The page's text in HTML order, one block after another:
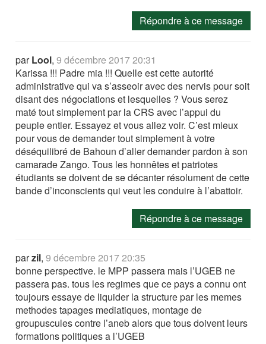
Répondre à ce message
parLool,9 décembre 2017 20:31
Karissa !!! Padre mia !!! Quelle est cette autorité
administrative qui va s’asseoir avec des nervis pour soit
disant des négociations et lesquelles ? Vous serez
maté tout simplement par la CRS avec l’appui du
peuple entier. Essayez et vous allez voir. C’est mieux
pour vous de demander tout simplement à votre
déséquilibré de Bahoun d’aller demander pardon à son
camarade Zango. Tous les honnêtes et patriotes
étudiants se doivent de se décanter résolument de cette
bande d’inconscients qui veut les conduire à l’abattoir.
Répondre à ce message
parzil,9 décembre 2017 20:35
bonne perspective. le MPP passera mais l’UGEB ne
passera pas. tous les regimes que ce pays a connu ont
toujours essaye de liquider la structure par les memes
methodes tapages mediatiques, montage de
groupuscules contre l’aneb alors que tous doivent leurs
formations politiques a l’UGEB